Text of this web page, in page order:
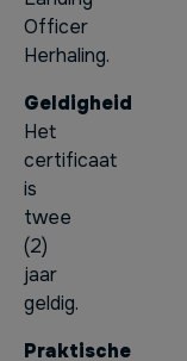
Officer
Herhaling.
Geldigheid
Het
certificaat
is
twee
(2)
jaar
geldig.
Praktische